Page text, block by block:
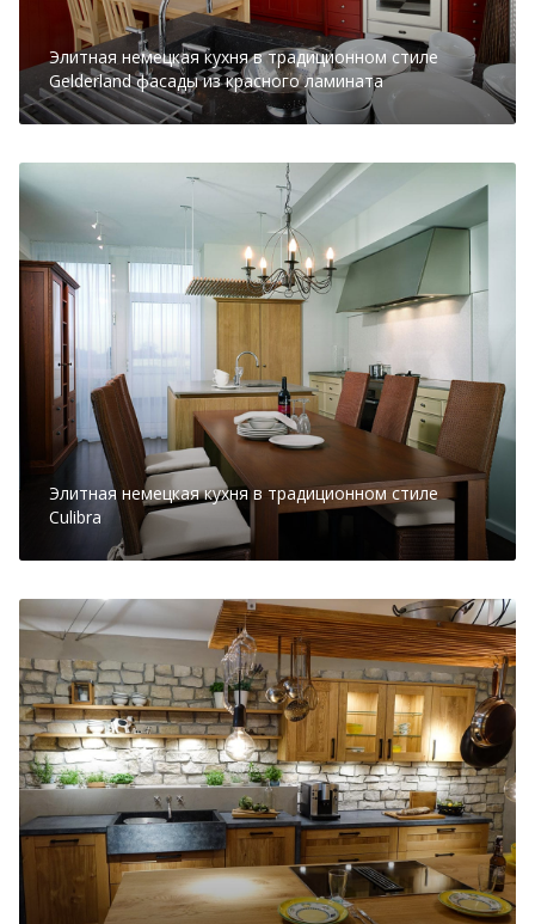
Элитная немецкая кухня в традиционном стиле
Gelderland фасады из красного ламината
Элитная немецкая кухня в традиционном стиле
Culibra